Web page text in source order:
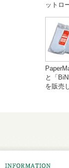
ットロ
と「
を販売